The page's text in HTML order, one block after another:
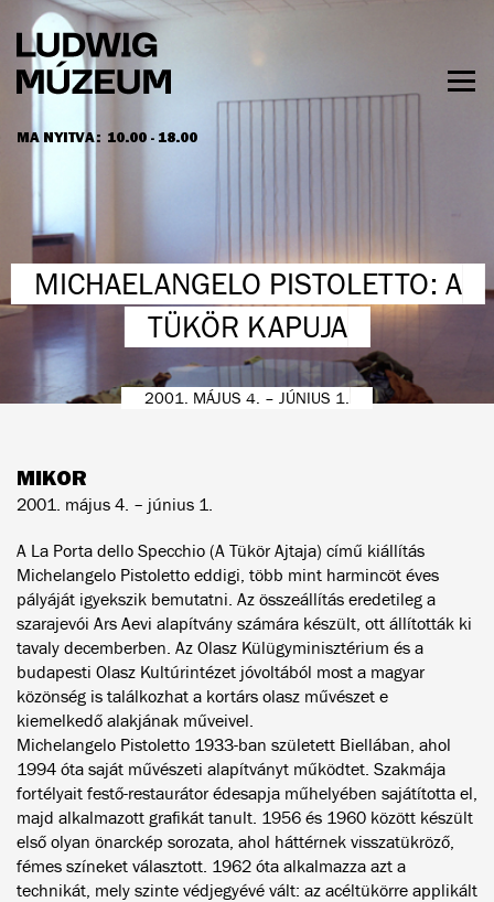
tartalomra
MA NYITVA: 10.00 - 18.00
NYITVATARTÁS ÉS JEGYÁRAK
MICHAELANGELO PISTOLETTO: A
TÜKÖR KAPUJA
2001. MÁJUS 4. – JÚNIUS 1.
MIKOR
2001. május 4. – június 1.
A La Porta dello Specchio (A Tükör Ajtaja) című kiállítás
Michelangelo Pistoletto eddigi, több mint harmincöt éves
pályáját igyekszik bemutatni. Az összeállítás eredetileg a
szarajevói Ars Aevi alapítvány számára készült, ott állították ki
tavaly decemberben. Az Olasz Külügyminisztérium és a
budapesti Olasz Kultúrintézet jóvoltából most a magyar
közönség is találkozhat a kortárs olasz művészet e
kiemelkedő alakjának műveivel.
Michelangelo Pistoletto 1933-ban született Biellában, ahol
1994 óta saját művészeti alapítványt működtet. Szakmája
fortélyait festő-restaurátor édesapja műhelyében sajátította el,
majd alkalmazott grafikát tanult. 1956 és 1960 között készült
első olyan önarckép sorozata, ahol háttérnek visszatükröző,
fémes színeket választott. 1962 óta alkalmazza azt a
technikát, mely szinte védjegyévé vált: az acéltükörre applikált